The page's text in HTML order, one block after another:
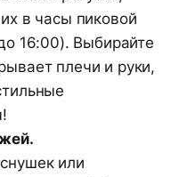
их в часы пиковой
16:00). Выбирайте
плечи и руки,
или